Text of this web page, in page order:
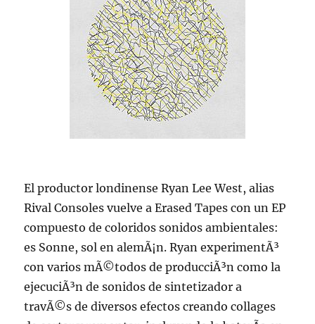
El productor londinense Ryan Lee West, alias
Rival Consoles vuelve a Erased Tapes con un EP
compuesto de coloridos sonidos ambientales:
es Sonne, sol en alemÃ¡n. Ryan experimentÃ³
con varios mÃ©todos de producciÃ³n como la
ejecuciÃ³n de sonidos de sintetizador a
travÃ©s de diversos efectos creando collages